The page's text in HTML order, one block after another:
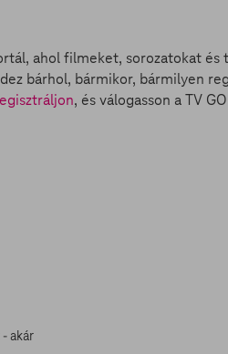
ahol filmeket, sorozatokat
bárhol, bármikor, bármilyen
, és válogasson a TV GO